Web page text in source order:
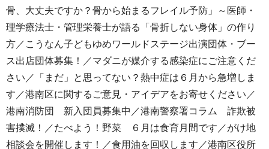
骨、大丈夫ですか？骨から始まるフレイル予防」～医師・
理学療法士・管理栄養士が語る「骨折しない身体」の作り
方／こうなん子どもゆめワールドステージ出演団体・ブー
ス出店団体募集！／マダニが媒介する感染症にご注意くだ
さい／「まだ」と思ってない？熱中症は６月から急増しま
す／港南区に関するご意見・アイデアをお寄せください／
港南消防団 新入団員募集中／港南警察署コラム 詐欺被
害撲滅！／たべよう！野菜 ６月は食育月間です／がけ地
相談会を開催します！／食用油を回収します／港南区役所